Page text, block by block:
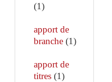
(1)
apport de
branche (1)
apport de
titres (1)